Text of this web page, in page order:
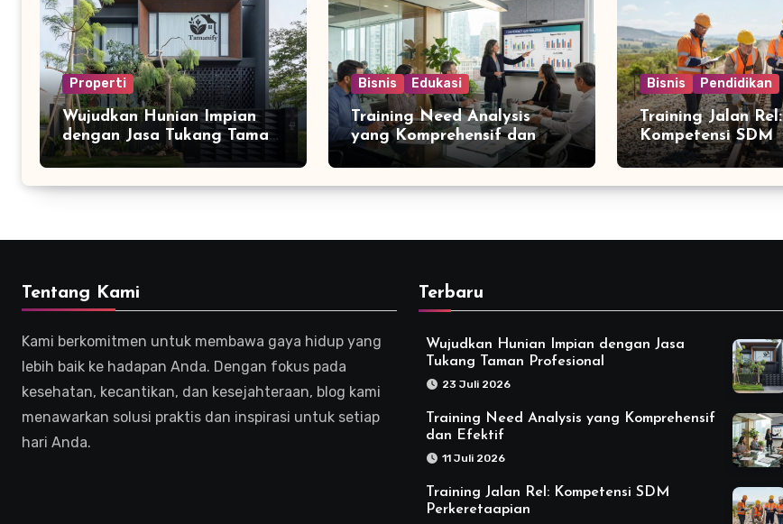
Properti
Wujudkan Hunian Impian
dengan Jasa Tukang Taman
Profesional
Bisnis Edukasi
Training Need Analysis
yang Komprehensif dan
Efektif
Bisnis Pendidikan
Training Jalan Rel:
Kompetensi SDM
Perkeretaapian
Tentang Kami
Kami berkomitmen untuk membawa gaya hidup yang
lebih baik ke hadapan Anda. Dengan fokus pada
kesehatan, kecantikan, dan kesejahteraan, blog kami
menawarkan solusi praktis dan inspirasi untuk setiap
hari Anda.
Terbaru
Wujudkan Hunian Impian dengan Jasa
Tukang Taman Profesional
23 Juli 2026
Training Need Analysis yang Komprehensif
dan Efektif
11 Juli 2026
Training Jalan Rel: Kompetensi SDM
Perkeretaapian